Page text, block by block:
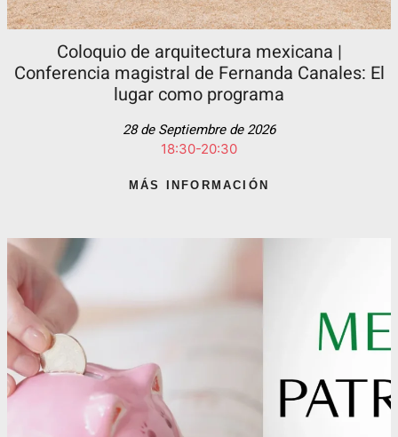
Coloquio de arquitectura mexicana |
Conferencia magistral de Fernanda Canales: El
lugar como programa
28 de Septiembre de 2026
18:30-20:30
MÁS INFORMACIÓN